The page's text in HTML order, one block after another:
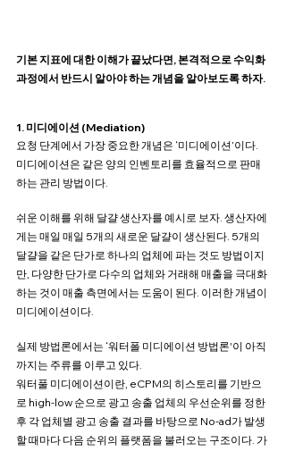
기본 지표에 대한 이해가 끝났다면, 본격적으로 수익화
과정에서 반드시 알아야 하는 개념을 알아보도록 하자.
1. 미디에이션 (Mediation)
요청 단계에서 가장 중요한 개념은 ‘미디에이션’이다.
미디에이션은 같은 양의 인벤토리를 효율적으로 판매
하는 관리 방법이다.
쉬운 이해를 위해 달걀 생산자를 예시로 보자. 생산자에
게는 매일 매일 5개의 새로운 달걀이 생산된다. 5개의
달걀을 같은 단가로 하나의 업체에 파는 것도 방법이지
만, 다양한 단가로 다수의 업체와 거래해 매출을 극대화
하는 것이 매출 측면에서는 도움이 된다. 이러한 개념이
미디에이션이다.
실제 방법론에서는 ‘워터폴 미디에이션 방법론'이 아직
까지는 주류를 이루고 있다.
워터풀 미디에이션이란, eCPM의 히스토리를 기반으
로 high-low 순으로 광고 송출 업체의 우선순위를 정한
후 각 업체별 광고 송출 결과를 바탕으로 No-ad가 발생
할 때마다 다음 순위의 플랫폼을 불러오는 구조이다. 가